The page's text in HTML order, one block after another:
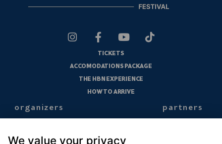
TICKETS
ACCOMODATIONS PACKAGE
THE HBN EXPERIENCE
HOW TO ARRIVE
organizers partners
We value your privacy